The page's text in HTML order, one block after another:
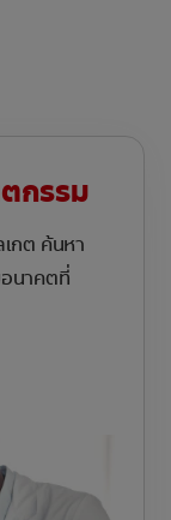
กรรม
กต ค้นหา
นาคตที่